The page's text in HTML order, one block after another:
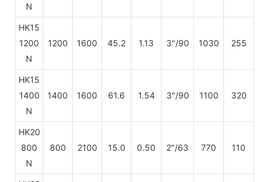
N
HK15
1200
N
1200 1600 45.2 1.13 3"/90 1030 255
HK15
1400
N
1400 1600 61.6 1.54 3"/90 1100 320
HK20
800
N
800 2100 15.0 0.50 2"/63 770 110